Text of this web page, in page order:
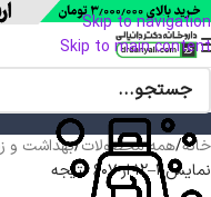
Skip to navigation
Skip to main content
خانه/همه محصولات/بهداشت و
نمایش 1–12 از 607 نتیجه